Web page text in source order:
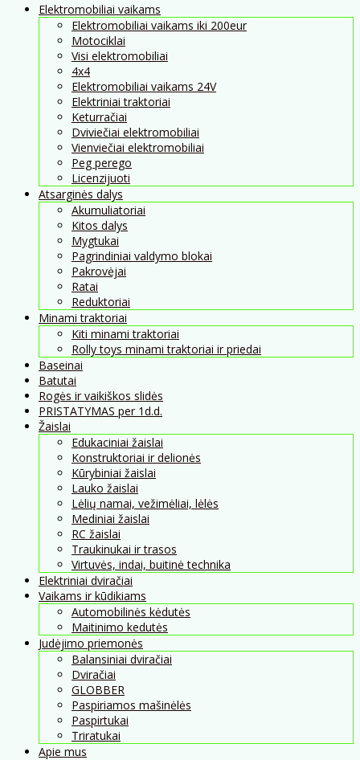
Elektromobiliai vaikams
Elektromobiliai vaikams iki 200eur
Motociklai
Visi elektromobiliai
4x4
Elektromobiliai vaikams 24V
Elektriniai traktoriai
Keturračiai
Dviviečiai elektromobiliai
Vienviečiai elektromobiliai
Peg perego
Licenzijuoti
Atsarginės dalys
Akumuliatoriai
Kitos dalys
Mygtukai
Pagrindiniai valdymo blokai
Pakrovėjai
Ratai
Reduktoriai
Minami traktoriai
Kiti minami traktoriai
Rolly toys minami traktoriai ir priedai
Baseinai
Batutai
Rogės ir vaikiškos slidės
PRISTATYMAS per 1d.d.
Žaislai
Edukaciniai žaislai
Konstruktoriai ir delionės
Kūrybiniai žaislai
Lauko žaislai
Lėlių namai, vežimėliai, lėlės
Mediniai žaislai
RC žaislai
Traukinukai ir trasos
Virtuvės, indai, buitinė technika
Elektriniai dviračiai
Vaikams ir kūdikiams
Automobilinės kėdutės
Maitinimo kedutės
Judėjimo priemonės
Balansiniai dviračiai
Dviračiai
GLOBBER
Paspiriamos mašinėlės
Paspirtukai
Triratukai
Apie mus